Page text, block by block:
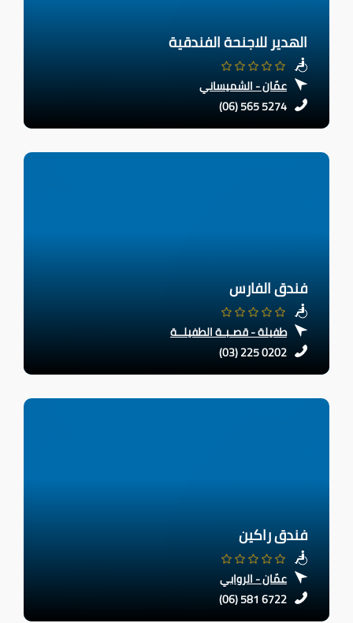
الهدير للاجنحة الفندقية
عمّان - الشميساني
(06) 565 5274
فندق الفارس
طفيلة - قصـبـة الطفيلــة
(03) 225 0202
فندق راكين
عمّان - الروابي
(06) 581 6722